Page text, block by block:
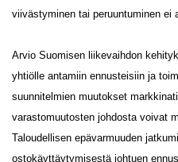
viivästyminen tai peruuntuminen ei
Arvio Suomisen liikevaihdon
yhtiölle antamiin ennusteisiin ja
suunnitelmien muutokset
varastomuutosten johdosta voivat
Taloudellisen epävarmuuden
ostokäyttäytymisestä johtuen